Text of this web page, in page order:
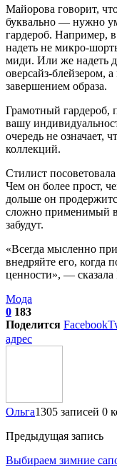
Майорова говорит,
буквально — нужно
гардероб. Например,
надеть не микро-
миди. Или же надеть
оверсайз-блейзером,
завершением образа.
Грамотный гардероб,
вашу
очередь не означает,
коллекций.
Стилист
Чем он более прост,
дольше он
сложно применимый в
забудут.
«Всегда мысленно
внедряйте его, когда
ценности», —
Мода
0 183
Поделится Facebook
адрес
Ольга1305 записей 0
Предыдущая запись
Выбираем зимние